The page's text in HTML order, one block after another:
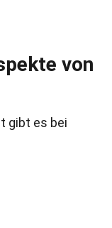
von
gibt es bei